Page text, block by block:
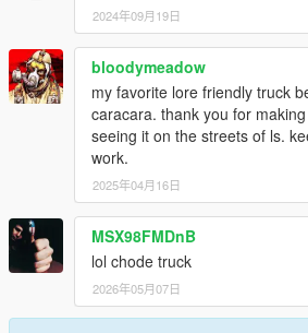
2024年09月19日
bloodymeadow
my favorite lore friendly truck
caracara. thank you for
seeing it on the streets of ls.
work.
2025年04月16日
MSX98FMDnB
lol chode truck
2026年05月07日